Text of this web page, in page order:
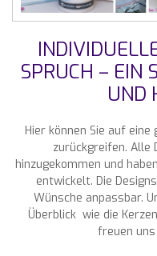
SPRUCH – EIN
UND
Hier können Sie auf
zurückgreifen. Alle
hinzugekommen und
entwickelt. Die
Wünsche anpassbar.
Überblick wie die
freuen